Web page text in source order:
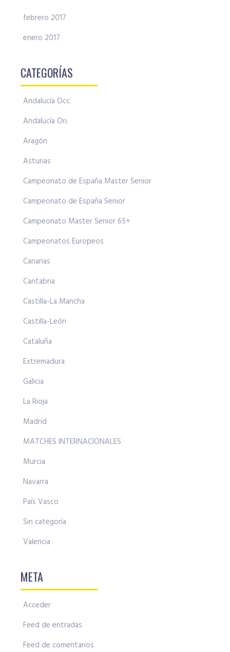
febrero 2017
enero 2017
CATEGORÍAS
Andalucía Occ.
Andalucía Ori.
Aragón
Asturias
Campeonato de España Master Senior
Campeonato de España Senior
Campeonato Master Senior 65+
Campeonatos Europeos
Canarias
Cantabria
Castilla-La Mancha
Castilla-León
Cataluña
Extremadura
Galicia
La Rioja
Madrid
MATCHES INTERNACIONALES
Murcia
Navarra
País Vasco
Sin categoría
Valencia
META
Acceder
Feed de entradas
Feed de comentarios